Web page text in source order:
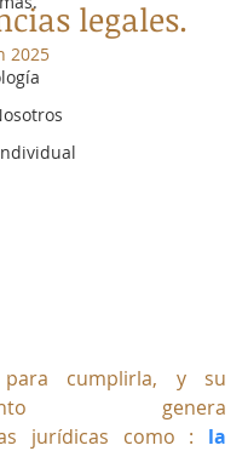
legales.
2025
de 5 estrellas.
cumplirla, y su
genera
jurídicas como :
la